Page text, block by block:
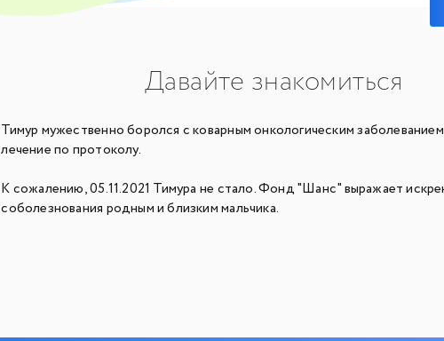
Давайте знакомиться
Тимур мужественно боролся с коварным онкологическим
лечение по протоколу.
К сожалению, 05.11.2021 Тимура не стало. Фонд "Шанс" выражает
соболезнования родным и близким мальчика.